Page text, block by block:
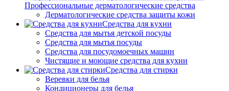
Профессиональные дерматологические средства
Дерматологические средства защиты кожи
Средства для кухни
Средства для мытья детской посуды
Средства для мытья посуды
Средства для посудомоечных машин
Чистящие и моющие средства для кухни
Средства для стирки
Веревки для белья
Кондиционеры для белья